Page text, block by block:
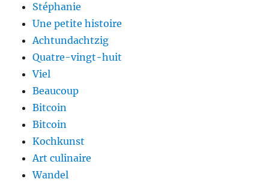
Stéphanie
Une petite histoire
Achtundachtzig
Quatre-vingt-huit
Viel
Beaucoup
Bitcoin
Bitcoin
Kochkunst
Art culinaire
Wandel